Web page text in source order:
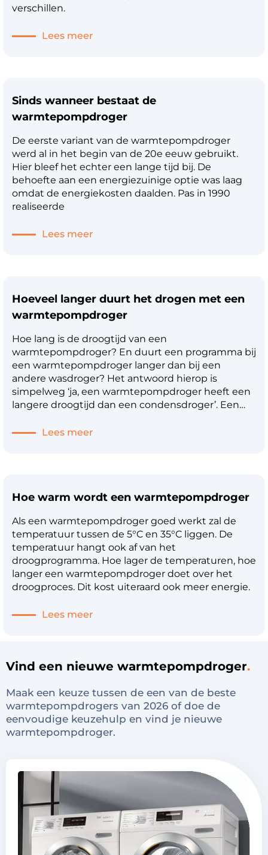
verschillen.
Lees meer
Sinds wanneer bestaat de
warmtepompdroger
De eerste variant van de warmtepompdroger
werd al in het begin van de 20e eeuw gebruikt.
Hier bleef het echter een lange tijd bij. De
behoefte aan een energiezuinige optie was laag
omdat de energiekosten daalden. Pas in 1990
realiseerde
Lees meer
Hoeveel langer duurt het drogen met een
warmtepompdroger
Hoe lang is de droogtijd van een
warmtepompdroger? En duurt een programma bij
een warmtepompdroger langer dan bij een
andere wasdroger? Het antwoord hierop is
simpelweg ‘ja, een warmtepompdroger heeft een
langere droogtijd dan een condensdroger’. Een
Lees meer
Hoe warm wordt een warmtepompdroger
Als een warmtepompdroger goed werkt zal de
temperatuur tussen de 5°C en 35°C liggen. De
temperatuur hangt ook af van het
droogprogramma. Hoe lager de temperaturen, hoe
langer een warmtepompdroger doet over het
droogproces. Dit kost uiteraard ook meer energie.
Lees meer
Vind een nieuwe warmtepompdroger
Maak een keuze tussen de een van de beste
warmtepompdrogers van 2026 of doe de
eenvoudige keuzehulp en vind je nieuwe
warmtepompdroger.